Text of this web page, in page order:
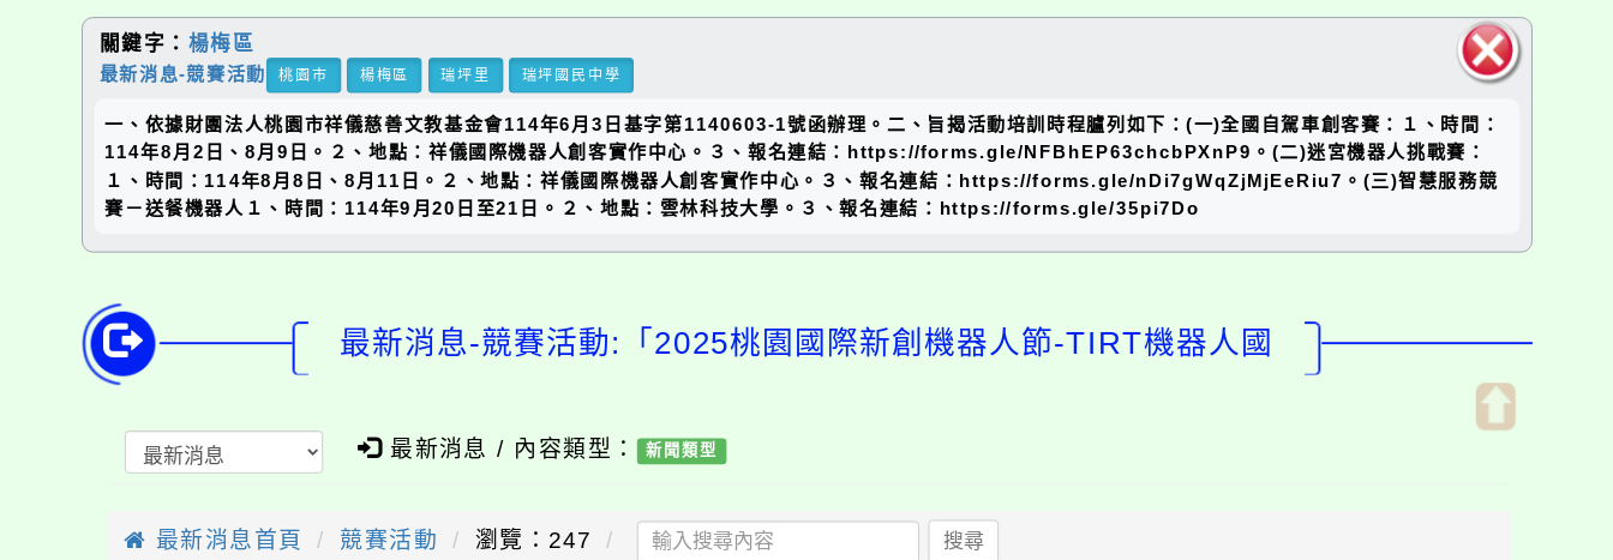
塊
關鍵字： 楊梅區
最新消息-競賽活動 桃園市 楊梅區 瑞坪里 瑞坪國民中學
一、依據財團法人桃園市祥儀慈善文教基金會114年6月3日基字第1140603-1號函辦理。二、旨揭活動培訓時程臚列如下：(一)全國自駕車創客賽：１、時間：
114年8月2日、8月9日。２、地點：祥儀國際機器人創客實作中心。３、報名連結：https://forms.gle/NFBhEP63chcbPXnP9。(二)迷宮機器人挑戰賽：
１、時間：114年8月8日、8月11日。２、地點：祥儀國際機器人創客實作中心。３、報名連結：https://forms.gle/nDi7gWqZjMjEeRiu7。(三)智慧服務競
賽－送餐機器人１、時間：114年9月20日至21日。２、地點：雲林科技大學。３、報名連結：https://forms.gle/35pi7Do
最新消息-競賽活動:「2025桃園國際新創機器人節-TIRT機器人國
最新消息 / 內容類型： 新聞類型
最新消息首頁 競賽活動 瀏覽：247 搜尋